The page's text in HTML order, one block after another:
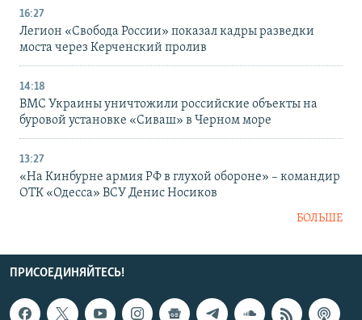
16:27
Легион «Свобода России» показал кадры разведки
моста через Керченский пролив
14:18
ВМС Украины уничтожили российские объекты на
буровой установке «Сиваш» в Черном море
13:27
«На Кинбурне армия РФ в глухой обороне» – командир
ОТК «Одесса» ВСУ Денис Носиков
БОЛЬШЕ
ПРИСОЕДИНЯЙТЕСЬ!